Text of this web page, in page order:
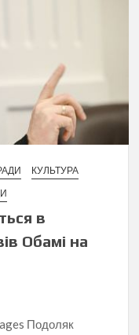
КУЛЬТУРА
в
Обамі на
Подоляк